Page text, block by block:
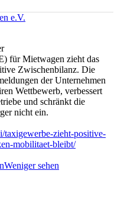
e.V.
für Mietwagen zieht das
Zwischenbilanz. Die
der Unternehmen
Wettbewerb, verbessert
und schränkt die
nicht ein.
taxigewerbe-zieht-positive-
mobilitaet-bleibt/
Weniger sehen